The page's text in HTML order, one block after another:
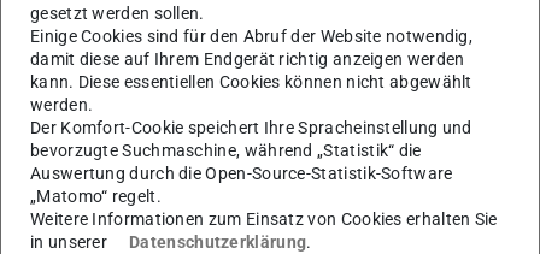
Wissenschaftlicher Mitarbeiter
Energy Efficient Construction
Kontakt
reber@ismd.tu-...
gesetzt werden sollen.
Einige Cookies sind für den Abruf der Website notwendig,
damit diese auf Ihrem Endgerät richtig anzeigen werden
kann. Diese essentiellen Cookies können nicht abgewählt
werden.
Der Komfort-Cookie speichert Ihre Spracheinstellung und
bevorzugte Suchmaschine, während „Statistik“ die
Auswertung durch die Open-Source-Statistik-Software
„Matomo“ regelt.
Weitere Informationen zum Einsatz von Cookies erhalten Sie
in unserer
Datenschutzerklärung.